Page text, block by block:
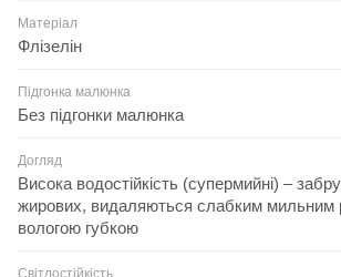
Матеріал
Флізелін
Підгонка малюнка
Без підгонки малюнка
Догляд
Висока водостійкість (супермийні) –
жирових, видаляються слабким мильним
вологою губкою
Світлостійкість